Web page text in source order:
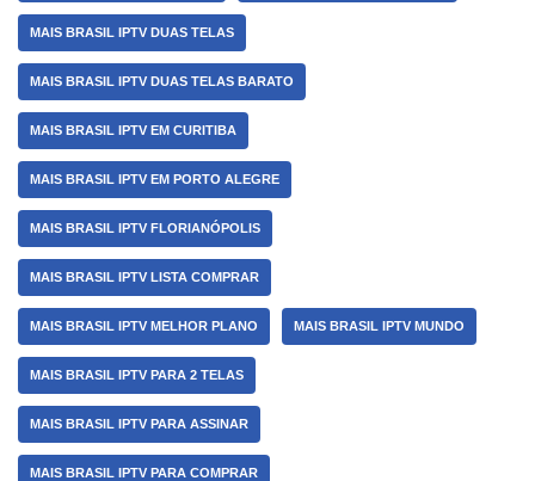
MAIS BRASIL IPTV DUAS TELAS
MAIS BRASIL IPTV DUAS TELAS BARATO
MAIS BRASIL IPTV EM CURITIBA
MAIS BRASIL IPTV EM PORTO ALEGRE
MAIS BRASIL IPTV FLORIANÓPOLIS
MAIS BRASIL IPTV LISTA COMPRAR
MAIS BRASIL IPTV MELHOR PLANO MAIS BRASIL IPTV MUNDO
MAIS BRASIL IPTV PARA 2 TELAS
MAIS BRASIL IPTV PARA ASSINAR
MAIS BRASIL IPTV PARA COMPRAR